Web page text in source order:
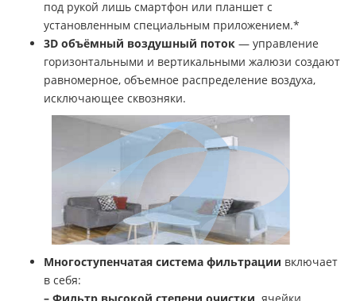
под рукой лишь смартфон или планшет с
установленным специальным приложением.*
3D объёмный воздушный поток — управление
горизонтальными и вертикальными жалюзи создают
равномерное, объемное распределение воздуха,
исключающее сквозняки.
Многоступенчатая система фильтрации включает
в себя: